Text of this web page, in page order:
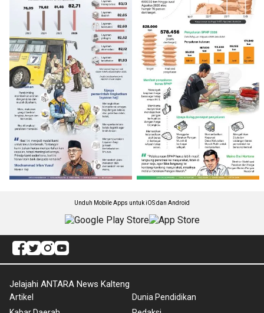
Unduh Mobile Apps untuk iOS dan Android
Jelajahi ANTARA News Kalteng
Artikel
Dunia Pendidikan